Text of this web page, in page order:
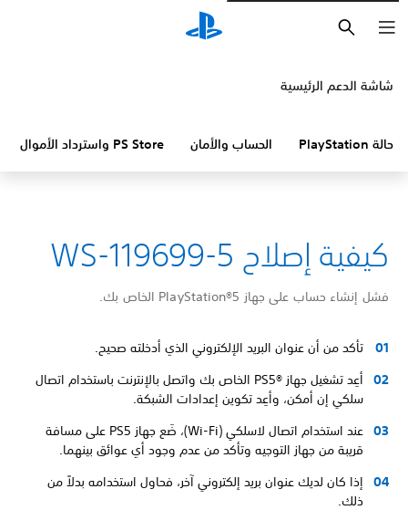
شاشة الدعم الرئيسية
حالة PlayStation الحساب والأمان PS Store واسترداد الأموال
كيفية إصلاح WS-119699-5
فشل إنشاء حساب على جهاز PlayStation®5 الخاص بك.
تأكد من أن عنوان البريد الإلكتروني الذي أدخلته صحيح.
أعِد تشغيل جهاز PS5®‎ الخاص بك واتصل بالإنترنت باستخدام اتصال
سلكي إن أمكن، وأعِد تكوين إعدادات الشبكة.
عند استخدام اتصال لاسلكي (Wi-Fi)، ضَع جهاز PS5 على مسافة
قريبة من جهاز التوجيه وتأكد من عدم وجود أي عوائق بينهما.
إذا كان لديك عنوان بريد إلكتروني آخر، فحاول استخدامه بدلاً من
ذلك.